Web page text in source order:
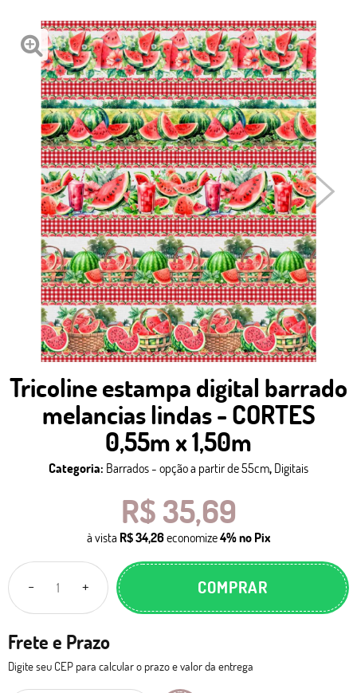
Tricoline estampa digital barrado
melancias lindas - CORTES
0,55m x 1,50m
Categoria: Barrados - opção a partir de 55cm, Digitais
R$ 35,69
à vista R$ 34,26economize4%no Pix
COMPRAR
Frete e Prazo
Digite seu CEP para calcular o prazo e valor da entrega